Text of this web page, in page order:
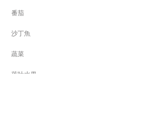
番茄
沙丁魚
蔬菜
落叶水果